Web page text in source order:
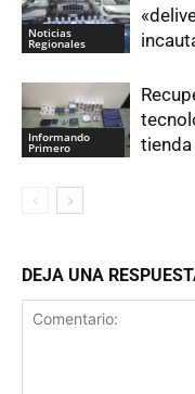
Noticias
Regionales
Informando
Primero
DEJA UNA